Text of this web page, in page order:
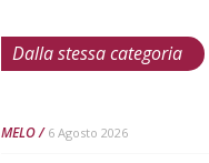
Dalla stessa categoria
MELO 6 Agosto 2026